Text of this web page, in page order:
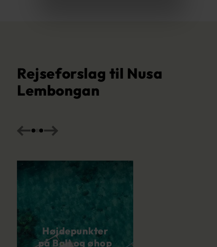
Rejseforslag til Nusa
Lembongan
Højdepunkter
på Bali og øhop